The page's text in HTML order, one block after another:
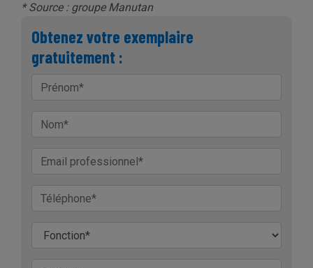
* Source : groupe Manutan
Obtenez votre exemplaire
gratuitement :